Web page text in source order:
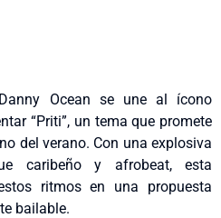
Ocean se une al ícono
“Priti”, un tema que promete
del verano. Con una explosiva
caribeño y afrobeat, esta
ritmos en una propuesta
bailable.